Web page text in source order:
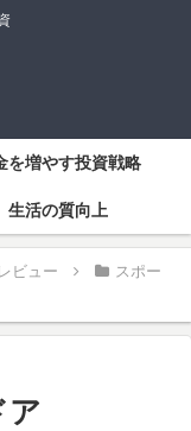
を増やす投資戦略
生活の質向上
ビュー
スポー
ア